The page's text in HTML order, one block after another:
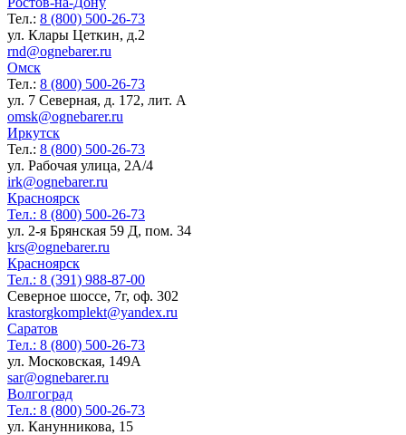
Тел.: 8 (800) 500-26-73
ул. Клары Цеткин, д.2
rnd@ognebarer.ru
Омск
Тел.: 8 (800) 500-26-73
ул. 7 Северная, д. 172, лит. А
omsk@ognebarer.ru
Иркутск
Тел.: 8 (800) 500-26-73
ул. Рабочая улица, 2А/4
irk@ognebarer.ru
Красноярск
Тел.: 8 (800) 500-26-73
ул. 2-я Брянская 59 Д, пом. 34
krs@ognebarer.ru
Красноярск
Тел.: 8 (391) 988-87-00
Северное шоссе, 7г, оф. 302
krastorgkomplekt@yandex.ru
Саратов
Тел.: 8 (800) 500-26-73
ул. Московская, 149А
sar@ognebarer.ru
Волгоград
Тел.: 8 (800) 500-26-73
ул. Канунникова, 15